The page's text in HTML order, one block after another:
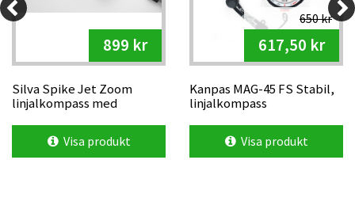
899 kr
Silva Spike Jet Zoom
linjalkompass med
Visa produkt
650 kr
617,50 kr
Kanpas MAG-45 FS Stabil,
linjalkompass
Visa produkt